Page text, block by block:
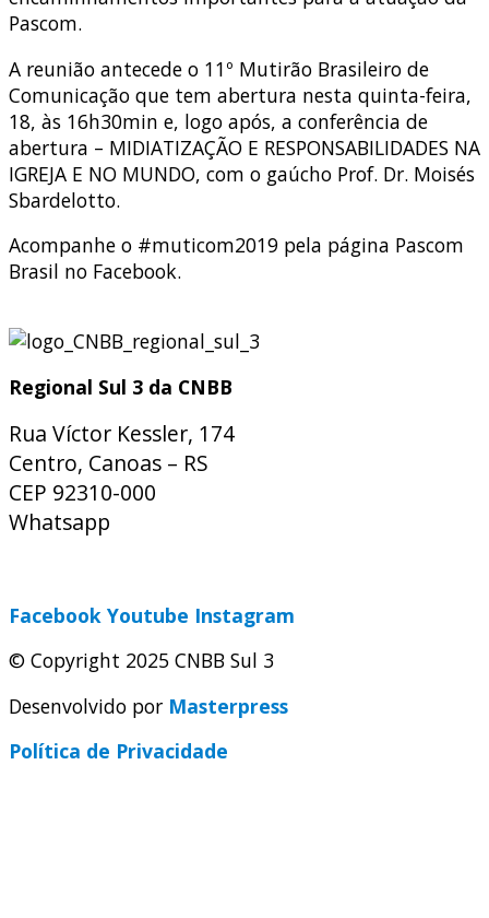
Pascom.
A reunião antecede o 11º Mutirão Brasileiro de
Comunicação que tem abertura nesta quinta-feira,
18, às 16h30min e, logo após, a conferência de
abertura – MIDIATIZAÇÃO E RESPONSABILIDADES NA
IGREJA E NO MUNDO, com o gaúcho Prof. Dr. Moisés
Sbardelotto.
Acompanhe o #muticom2019 pela página Pascom
Brasil no Facebook.
Regional Sul 3 da CNBB
Rua Víctor Kessler, 174
Centro, Canoas – RS
CEP 92310-000
Whatsapp
Facebook Youtube Instagram
© Copyright 2025 CNBB Sul 3
Desenvolvido por Masterpress
Política de Privacidade